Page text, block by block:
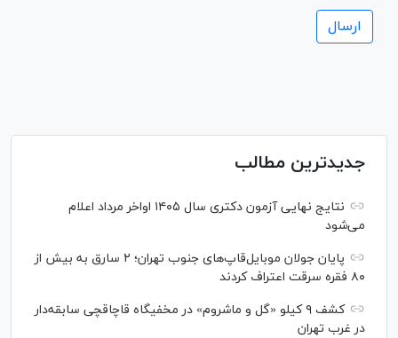
جدیدترین مطالب
نتایج نهایی آزمون دکتری سال ۱۴۰۵ اواخر مرداد اعلام
می‌شود
پایان جولان موبایل‌قاپ‌های جنوب تهران؛ ۲ سارق به بیش از
۸۰ فقره سرقت اعتراف کردند
کشف ۹ کیلو «گل و ماشروم» در مخفیگاه قاچاقچی سابقه‌دار
در غرب تهران